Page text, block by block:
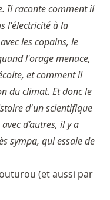
Il raconte comment il
l'électricité à la
les copains, le
l'orage menace,
et comment il
du climat. Et donc le
d'un scientifique
d’autres, il y a
sympa, qui essaie de
(et aussi par